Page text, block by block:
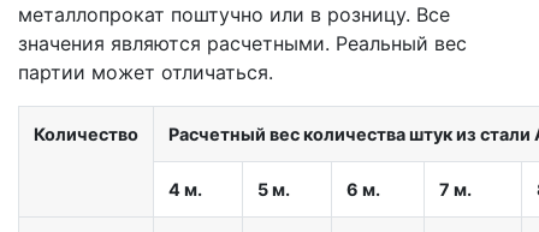
металлопрокат поштучно или в розницу. Все
значения являются расчетными. Реальный вес
партии может отличаться.
Количество Расчетный вес количества штук из
4 м. 5 м. 6 м. 7 м.